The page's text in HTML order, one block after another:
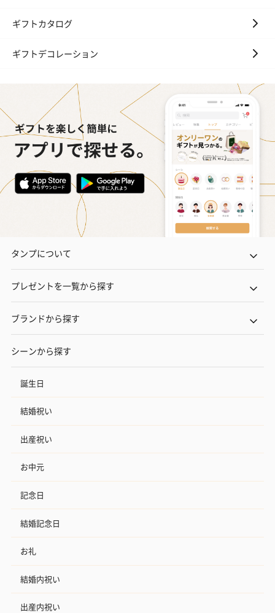
ギフトカタログ
ギフトデコレーション
タンプについて
プレゼントを一覧から探す
ブランドから探す
シーンから探す
誕生日
結婚祝い
出産祝い
お中元
記念日
結婚記念日
お礼
結婚内祝い
出産内祝い